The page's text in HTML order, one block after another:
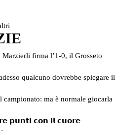
firma l’1-0, il Grosseto
qualcuno dovrebbe spiegare il
campionato: ma è normale giocarla
𝗽𝘂𝗻𝘁𝗶 𝗰𝗼𝗻 𝗶𝗹 𝗰𝘂𝗼𝗿𝗲